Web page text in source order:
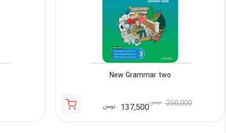
New Grammar two
250,000 تومان137,500 تومان